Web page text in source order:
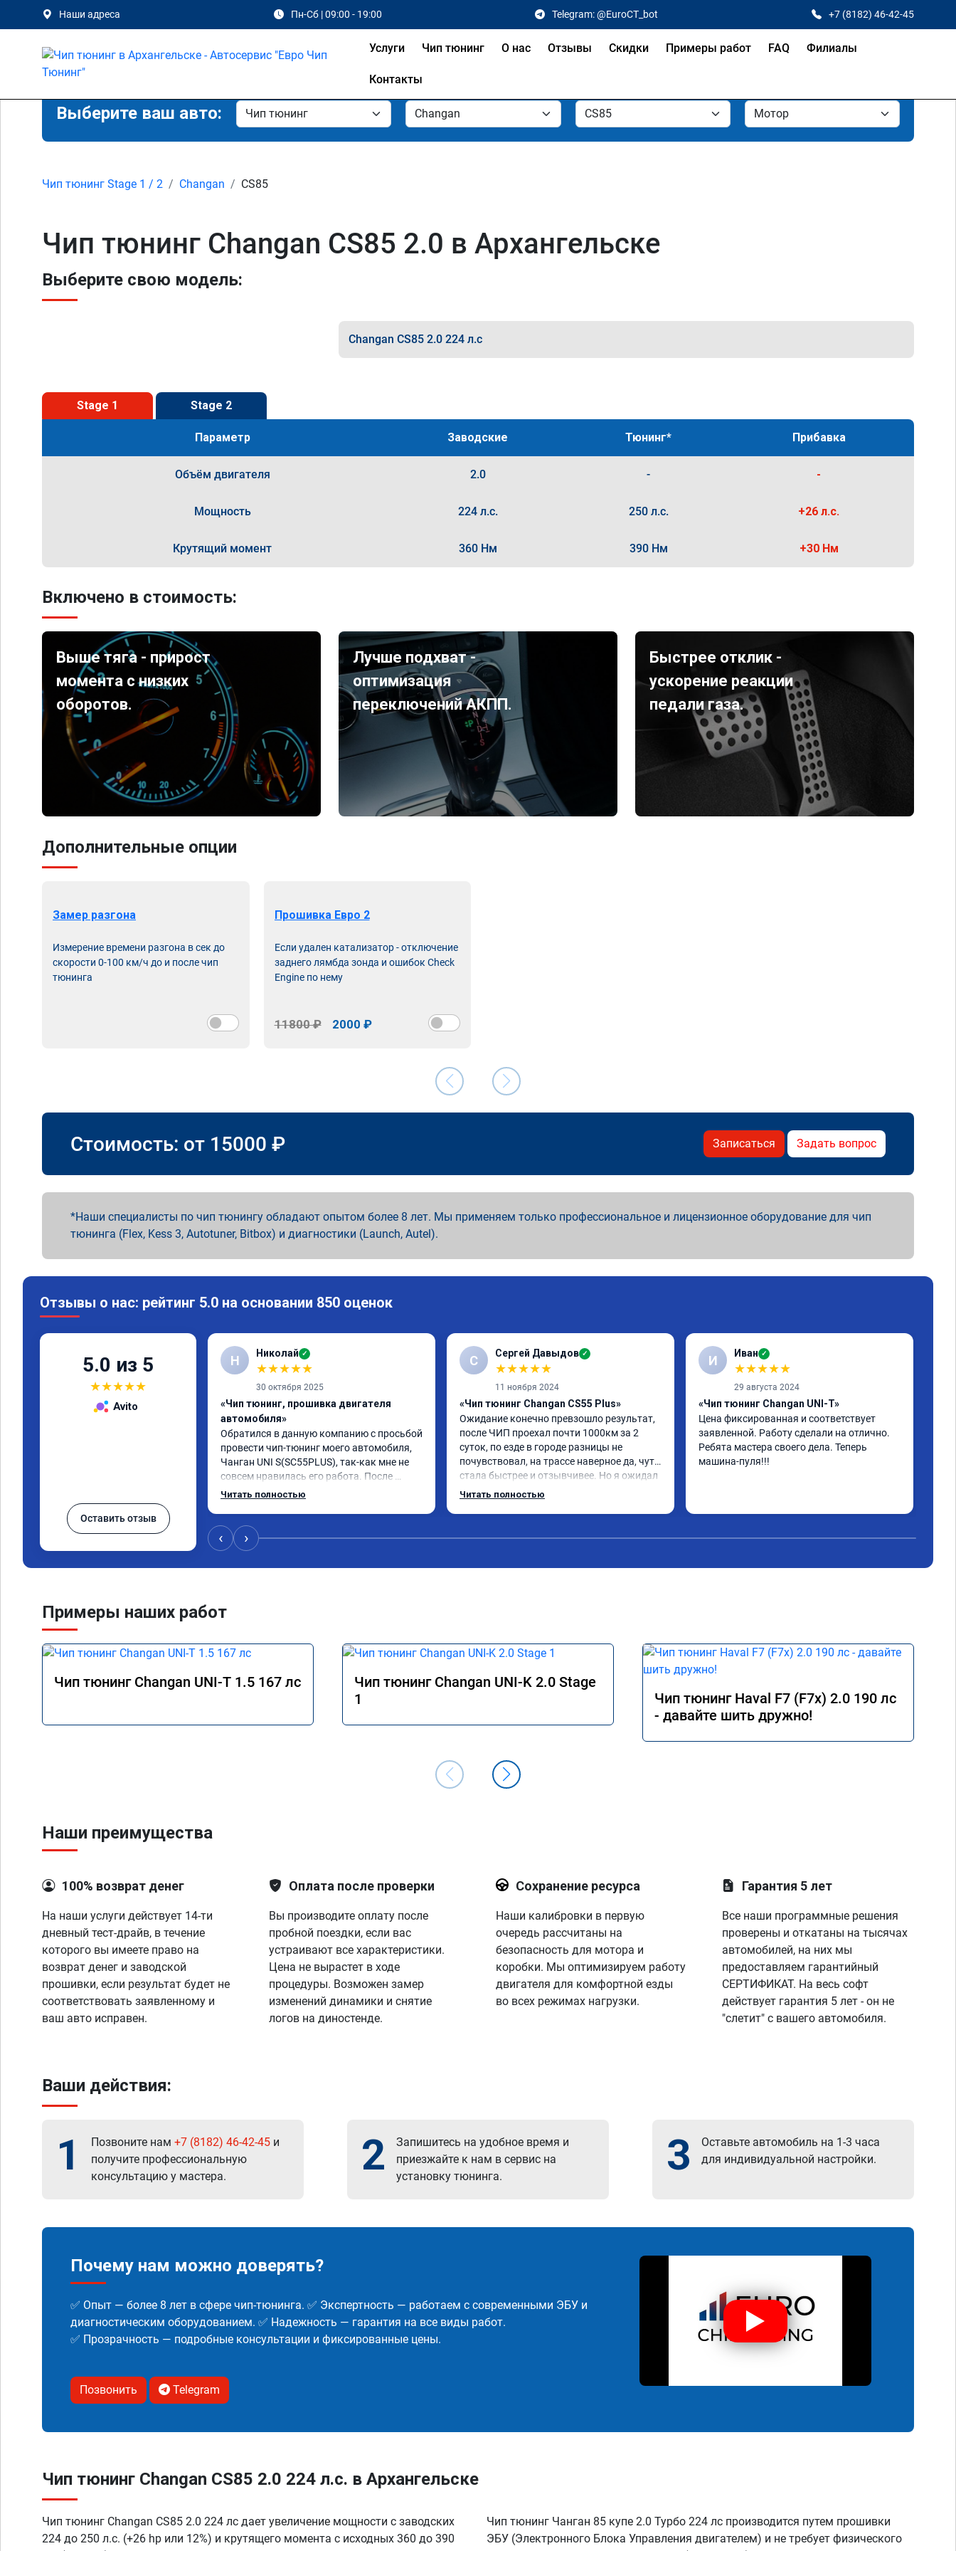
Наши адреса Пн-Сб | 09:00 - 19:00 Telegram: @EuroCT_bot +7 (8182) 46-42-45
Услуги Чип тюнинг О нас Отзывы Скидки Примеры работ FAQ Филиалы
Контакты
Выберите ваш авто:
Чип тюнинг Stage 1 / 2 Changan CS85
Чип тюнинг Changan CS85 2.0 в Архангельске
Выберите свою модель:
Changan CS85 2.0 224 л.с
Stage 1 Stage 2
Параметр Заводские Тюнинг* Прибавка
Объём двигателя 2.0 - -
Мощность 224 л.с. 250 л.с. +26 л.с.
Крутящий момент 360 Нм 390 Нм +30 Нм
Включено в стоимость:
Выше тяга - прирост
момента с низких
оборотов.
Лучше подхват -
оптимизация
переключений АКПП.
Быстрее отклик -
ускорение реакции
педали газа.
Дополнительные опции
Замер разгона
Измерение времени разгона в сек до
скорости 0-100 км/ч до и после чип
тюнинга
Прошивка Евро 2
Если удален катализатор - отключение
заднего лямбда зонда и ошибок Check
Engine по нему
11800 ₽ 2000 ₽
Стоимость: от 15000 ₽ Записаться Задать вопрос
Наши специалисты по чип тюнингу обладают опытом более 8 лет. Мы применяем только профессиональное и лицензионное оборудование для чип
тюнинга (Flex, Kess 3, Autotuner, Bitbox) и диагностики (Launch, Autel).
Отзывы о нас: рейтинг 5.0 на основании 850 оценок
5.0 из 5
★★★★★
Avito
Оставить отзыв
Н Николай ✓
★★★★★
30 октября 2025
«Чип тюнинг, прошивка двигателя
автомобиля»
Обратился в данную компанию с просьбой
провести чип-тюнинг моего автомобиля,
Чанган UNI S(SC55PLUS), так-как мне не
совсем нравилась его работа. После
прошивки, автомобиль стал вести себя
динамичней! Разница до и после
прошивки ощутимая! Огромное СПАСИБО
Читать полностью
С Сергей Давыдов ✓
★★★★★
11 ноября 2024
«Чип тюнинг Changan CS55 Plus»
Ожидание конечно превзошло результат,
после ЧИП проехал почти 1000км за 2
суток, по езде в городе разницы не
почувствовал, на трассе наверное да, чуть
стала быстрее и отзывчивее. Но я ожидал
большего.
Читать полностью
И Иван ✓
★★★★★
29 августа 2024
«Чип тюнинг Changan UNI-T»
Цена фиксированная и соответствует
заявленной. Работу сделали на отлично.
Ребята мастера своего дела. Теперь
машина-пуля!!!
‹ ›
Примеры наших работ
Чип тюнинг Changan UNI-T 1.5 167 лс
Чип тюнинг Changan UNI-K 2.0 Stage
1
Чип тюнинг Haval F7 (F7x) 2.0 190 лс
- давайте шить дружно!
Наши преимущества
100% возврат денег
На наши услуги действует 14-ти
дневный тест-драйв, в течение
которого вы имеете право на
возврат денег и заводской
прошивки, если результат будет не
соответствовать заявленному и
ваш авто исправен.
Оплата после проверки
Вы производите оплату после
пробной поездки, если вас
устраивают все характеристики.
Цена не вырастет в ходе
процедуры. Возможен замер
изменений динамики и снятие
логов на диностенде.
Сохранение ресурса
Наши калибровки в первую
очередь рассчитаны на
безопасность для мотора и
коробки. Мы оптимизируем работу
двигателя для комфортной езды
во всех режимах нагрузки.
Гарантия 5 лет
Все наши программные решения
проверены и откатаны на тысячах
автомобилей, на них мы
предоставляем гарантийный
СЕРТИФИКАТ. На весь софт
действует гарантия 5 лет - он не
"слетит" с вашего автомобиля.
Ваши действия:
1 Позвоните нам +7 (8182) 46-42-45 и
получите профессиональную
консультацию у мастера.
2
Запишитесь на удобное время и
приезжайте к нам в сервис на
установку тюнинга.
3
Оставьте автомобиль на 1-3 часа
для индивидуальной настройки.
Почему нам можно доверять?
✅ Опыт — более 8 лет в сфере чип-тюнинга. ✅ Экспертность — работаем с современными ЭБУ и
диагностическим оборудованием. ✅ Надежность — гарантия на все виды работ.
✅ Прозрачность — подробные консультации и фиксированные цены.
Позвонить Telegram
Чип тюнинг Changan CS85 2.0 224 л.с. в Архангельске
Чип тюнинг Changan CS85 2.0 224 лс дает увеличение мощности с заводских
224 до 250 л.с. (+26 hp или 12%) и крутящего момента с исходных 360 до 390
Чип тюнинг Чанган 85 купе 2.0 Турбо 224 лс производится путем прошивки
ЭБУ (Электронного Блока Управления двигателем) и не требует физического